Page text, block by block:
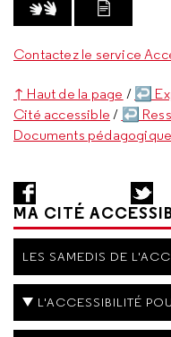
VIDÉO AVEC LSF
LIRE LA
Contactez le service
↑ Haut de la page / ↩
Cité accessible / ↩
Documents
MA CITÉ
LES SAMEDIS DE
L'ACCESSIBILITÉ